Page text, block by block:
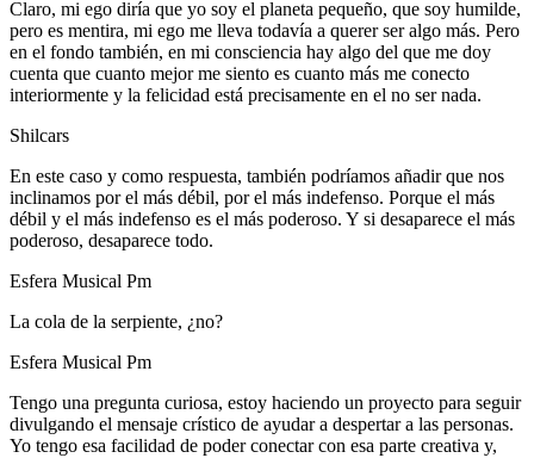
Claro, mi ego diría que yo soy el planeta pequeño, que soy humilde,
pero es mentira, mi ego me lleva todavía a querer ser algo más. Pero
en el fondo también, en mi consciencia hay algo del que me doy
cuenta que cuanto mejor me siento es cuanto más me conecto
interiormente y la felicidad está precisamente en el no ser nada.
Shilcars
En este caso y como respuesta, también podríamos añadir que nos
inclinamos por el más débil, por el más indefenso. Porque el más
débil y el más indefenso es el más poderoso. Y si desaparece el más
poderoso, desaparece todo.
Esfera Musical Pm
La cola de la serpiente, ¿no?
Esfera Musical Pm
Tengo una pregunta curiosa, estoy haciendo un proyecto para seguir
divulgando el mensaje crístico de ayudar a despertar a las personas.
Yo tengo esa facilidad de poder conectar con esa parte creativa y,